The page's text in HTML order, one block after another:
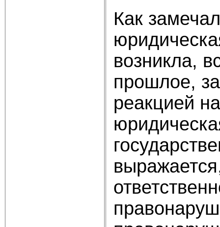
Как
возникла,
прошлое,
реакцией